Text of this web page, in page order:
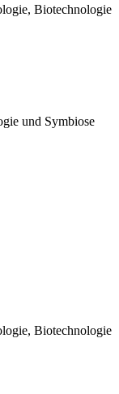
Biotechnologie
und Symbiose
Biotechnologie